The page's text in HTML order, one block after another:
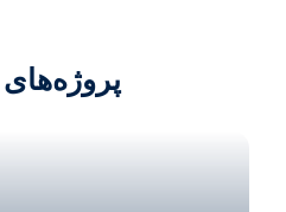
پروژه‌های